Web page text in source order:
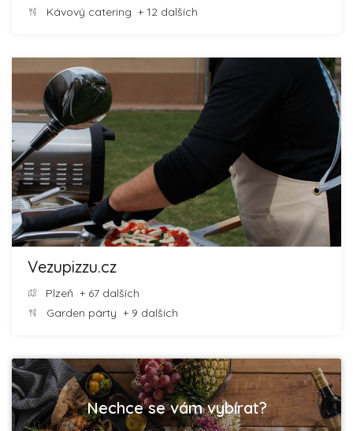
Kávový catering + 12 dalších
Vezupizzu.cz
Plzeň + 67 dalších
Garden párty + 9 dalších
Nechce se vám vybírat?